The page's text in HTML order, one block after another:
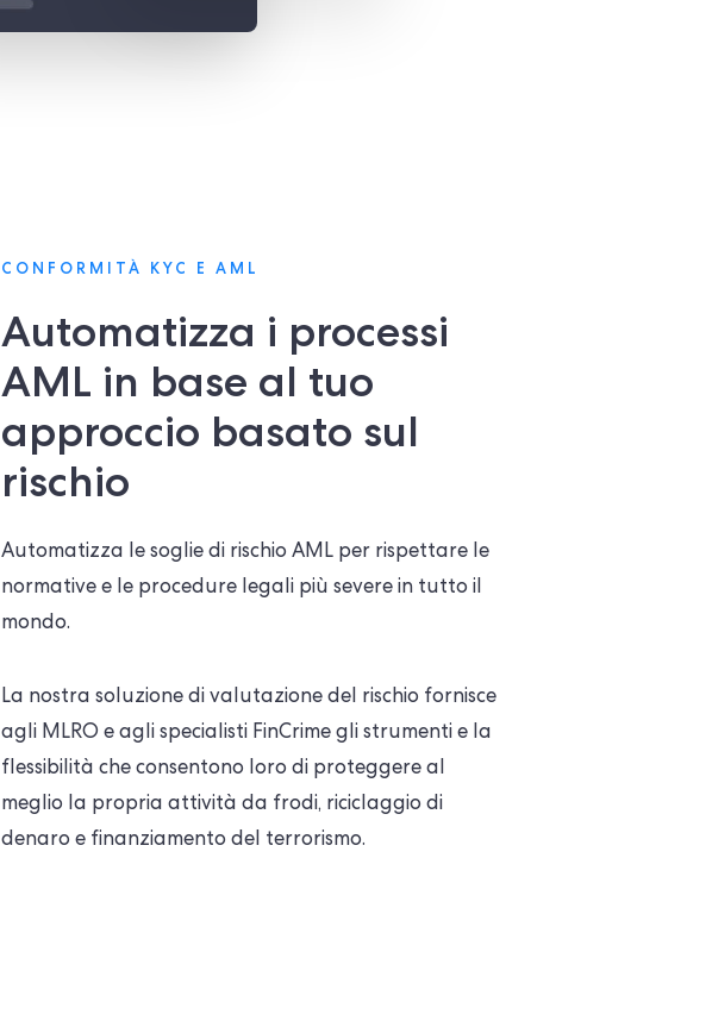
CONFORMITÀ KYC E AML
Automatizza i processi
AML in base al tuo
approccio basato sul
rischio
Automatizza le soglie di rischio AML per rispettare le
normative e le procedure legali più severe in tutto il
mondo.
La nostra soluzione di valutazione del rischio fornisce
agli MLRO e agli specialisti FinCrime gli strumenti e la
flessibilità che consentono loro di proteggere al
meglio la propria attività da frodi, riciclaggio di
denaro e finanziamento del terrorismo.